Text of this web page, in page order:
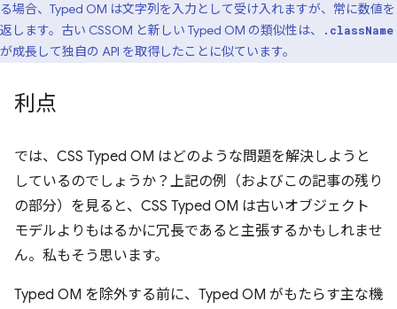
る場合、Typed OM は文字列を入力として受け入れますが、常に数値を
返します。古い CSSOM と新しい Typed OM の類似性は、
.className
が成長して独自の API を取得したことに似ています。
利点
では、CSS Typed OM はどのような問題を解決しようと
しているのでしょうか？上記の例（およびこの記事の残り
の部分）を見ると、CSS Typed OM は古いオブジェクト
モデルよりもはるかに冗長であると主張するかもしれませ
ん。私もそう思います。
Typed OM を除外する前に、Typed OM がもたらす主な機